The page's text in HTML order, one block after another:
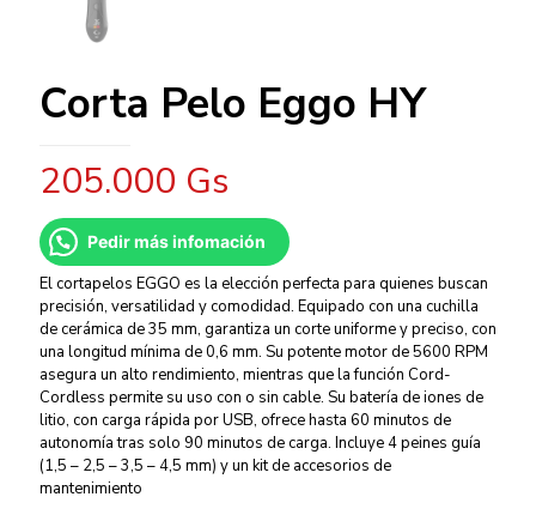
Corta Pelo Eggo HY
205.000 Gs
Pedir más infomación
El cortapelos EGGO es la elección perfecta para quienes buscan
precisión, versatilidad y comodidad. Equipado con una cuchilla
de cerámica de 35 mm, garantiza un corte uniforme y preciso, con
una longitud mínima de 0,6 mm. Su potente motor de 5600 RPM
asegura un alto rendimiento, mientras que la función Cord-
Cordless permite su uso con o sin cable. Su batería de iones de
litio, con carga rápida por USB, ofrece hasta 60 minutos de
autonomía tras solo 90 minutos de carga. Incluye 4 peines guía
(1,5 – 2,5 – 3,5 – 4,5 mm) y un kit de accesorios de
mantenimiento